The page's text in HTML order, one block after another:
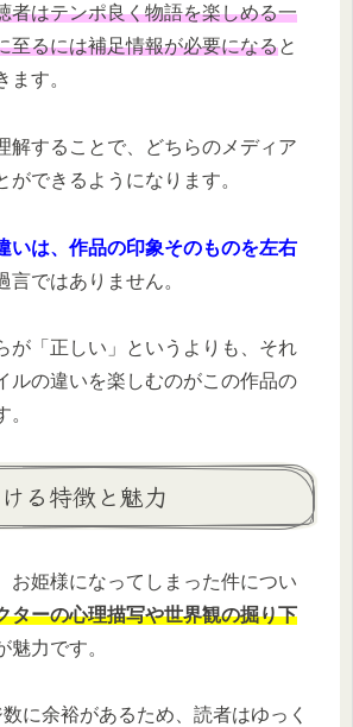
者はテンポ良く物語を楽しめる一
至るには補足情報が必要になると
ます。
解することで、どちらのメディア
ができるようになります。
いは、作品の印象そのものを左右
言ではありません。
が「正しい」というよりも、それ
ルの違いを楽しむのがこの作品の
る特徴と魅力
お姫様になってしまった件につい
ターの心理描写や世界観の掘り下
魅力です。
に余裕があるため、読者はゆっく